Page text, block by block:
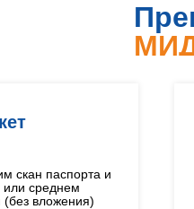
скан паспорта и
среднем
вложения)